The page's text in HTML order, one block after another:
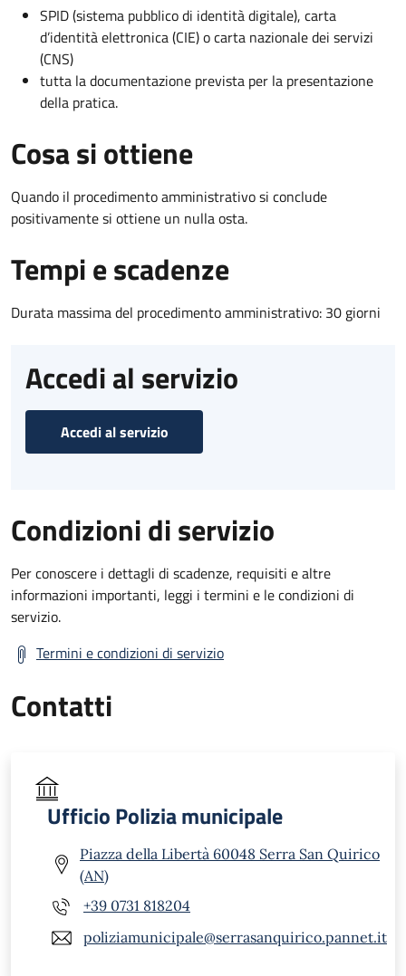
SPID (sistema pubblico di identità digitale), carta
d’identità elettronica (CIE) o carta nazionale dei servizi
(CNS)
tutta la documentazione prevista per la presentazione
della pratica.
Cosa si ottiene
Quando il procedimento amministrativo si conclude
positivamente si ottiene un nulla osta.
Tempi e scadenze
Durata massima del procedimento amministrativo: 30 giorni
Accedi al servizio
Accedi al servizio
Condizioni di servizio
Per conoscere i dettagli di scadenze, requisiti e altre
informazioni importanti, leggi i termini e le condizioni di
servizio.
Termini e condizioni di servizio
Contatti
Ufficio Polizia municipale
Piazza della Libertà 60048 Serra San Quirico
(AN)
+39 0731 818204
poliziamunicipale@serrasanquirico.pannet.it